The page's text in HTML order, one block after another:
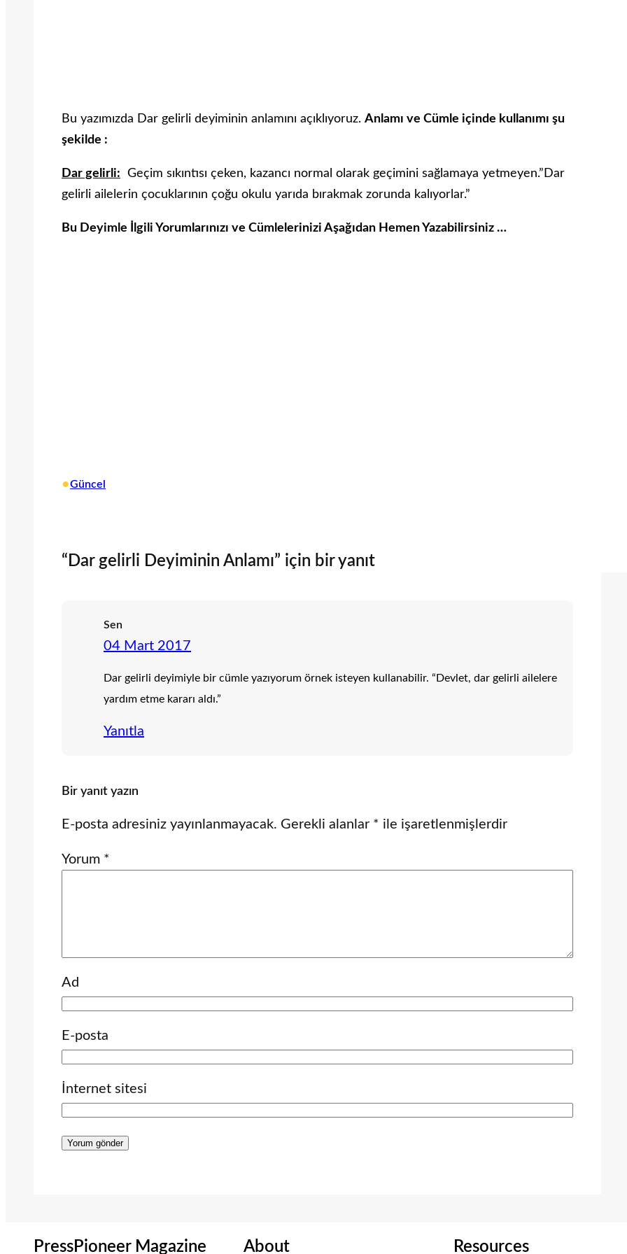
Bu yazımızda Dar gelirli deyiminin anlamını açıklıyoruz. Anlamı ve Cümle içinde kullanımı şu
şekilde :
Dar gelirli: Geçim sıkıntısı çeken, kazancı normal olarak geçimini sağlamaya yetmeyen.”Dar
gelirli ailelerin çocuklarının çoğu okulu yarıda bırakmak zorunda kalıyorlar.”
Bu Deyimle İlgili Yorumlarınızı ve Cümlelerinizi Aşağıdan Hemen Yazabilirsiniz …
•Güncel
“Dar gelirli Deyiminin Anlamı” için bir yanıt
Sen
04 Mart 2017
Dar gelirli deyimiyle bir cümle yazıyorum örnek isteyen kullanabilir. “Devlet, dar gelirli ailelere
yardım etme kararı aldı.”
Yanıtla
Bir yanıt yazın
E-posta adresiniz yayınlanmayacak. Gerekli alanlar * ile işaretlenmişlerdir
Yorum *
Ad
E-posta
İnternet sitesi
PressPioneer Magazine About Resources